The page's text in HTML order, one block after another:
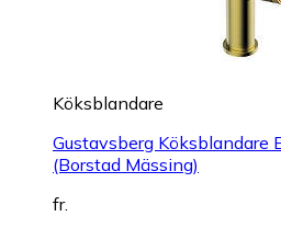
Köksblandare
Gustavsberg Köksblandare
(Borstad Mässing)
fr.